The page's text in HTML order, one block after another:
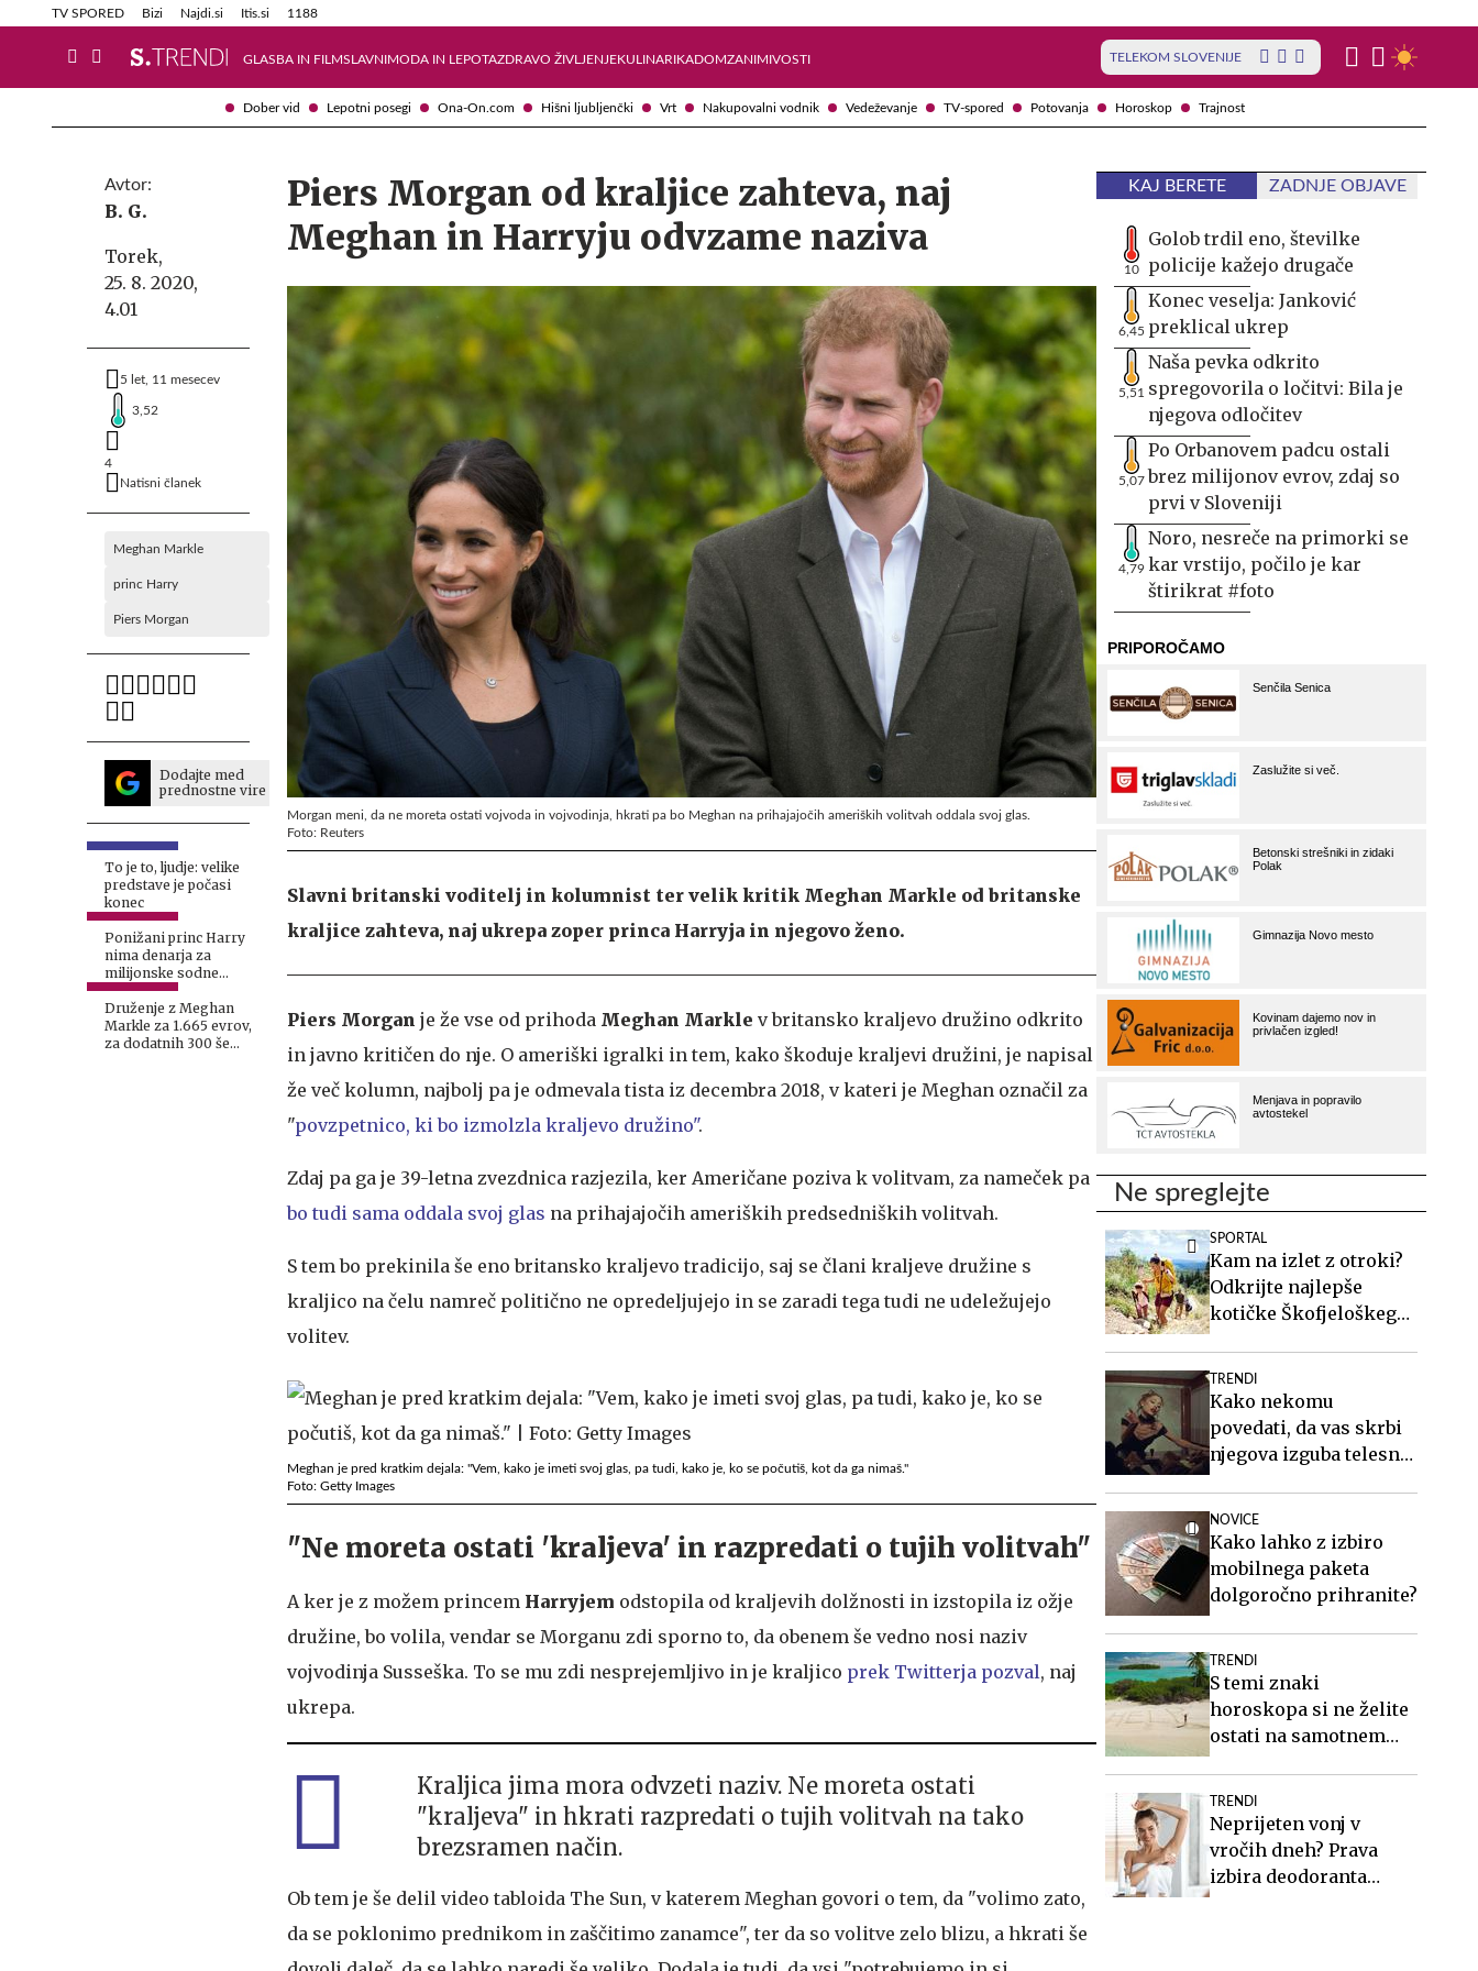
Dober vid Lepotni posegi Ona-On.com Hišni ljubljenčki Vrt Nakupovalni vodnik Vedeževanje TV-spored Potovanja Horoskop Trajnost
TV SPORED Bizi Najdi.si Itis.si 1188
GLASBA IN FILMSLAVNIMODA IN LEPOTAZDRAVO ŽIVLJENJEKULINARIKADOMZANIMIVOSTI TELEKOM SLOVENIJE
Info in obvestila Tehnik
Avtor:
B. G.
Torek,
25. 8. 2020,
4.01
5 let, 11 mesecev
3,52
4
Natisni članek
Meghan Markle
princ Harry
Piers Morgan
Dodajte med
prednostne vire
To je to, ljudje: velike
predstave je počasi
konec
Ponižani princ Harry
nima denarja za
milijonske sodne
stroške
Druženje z Meghan
Markle za 1.665 evrov,
za dodatnih 300 še
Piers Morgan od kraljice zahteva, naj
Meghan in Harryju odvzame naziva
Morgan meni, da ne moreta ostati vojvoda in vojvodinja, hkrati pa bo Meghan na prihajajočih ameriških volitvah oddala svoj glas.
Foto: Reuters
Slavni britanski voditelj in kolumnist ter velik kritik Meghan Markle od britanske
kraljice zahteva, naj ukrepa zoper princa Harryja in njegovo ženo.
Piers Morgan je že vse od prihoda Meghan Markle v britansko kraljevo družino odkrito
in javno kritičen do nje. O ameriški igralki in tem, kako škoduje kraljevi družini, je napisal
že več kolumn, najbolj pa je odmevala tista iz decembra 2018, v kateri je Meghan označil za
"povzpetnico, ki bo izmolzla kraljevo družino".
Zdaj pa ga je 39-letna zvezdnica razjezila, ker Američane poziva k volitvam, za nameček pa
bo tudi sama oddala svoj glas na prihajajočih ameriških predsedniških volitvah.
S tem bo prekinila še eno britansko kraljevo tradicijo, saj se člani kraljeve družine s
kraljico na čelu namreč politično ne opredeljujejo in se zaradi tega tudi ne udeležujejo
volitev.
Meghan je pred kratkim dejala: "Vem, kako je imeti svoj glas, pa tudi, kako je, ko se počutiš, kot da ga nimaš."
Foto: Getty Images
"Ne moreta ostati 'kraljeva' in razpredati o tujih volitvah"
A ker je z možem princem Harryjem odstopila od kraljevih dolžnosti in izstopila iz ožje
družine, bo volila, vendar se Morganu zdi sporno to, da obenem še vedno nosi naziv
vojvodinja Susseška. To se mu zdi nesprejemljivo in je kraljico prek Twitterja pozval, naj
ukrepa.
Kraljica jima mora odvzeti naziv. Ne moreta ostati
"kraljeva" in hkrati razpredati o tujih volitvah na tako
brezsramen način.
Ob tem je še delil video tabloida The Sun, v katerem Meghan govori o tem, da "volimo zato,
da se poklonimo prednikom in zaščitimo zanamce", ter da so volitve zelo blizu, a hkrati še
KAJ BERETE ZADNJE OBJAVE
10
Golob trdil eno, številke
policije kažejo drugače
6,45
Konec veselja: Janković
preklical ukrep
5,51
Naša pevka odkrito
spregovorila o ločitvi: Bila je
njegova odločitev
5,07
Po Orbanovem padcu ostali
brez milijonov evrov, zdaj so
prvi v Sloveniji
4,79
Noro, nesreče na primorki se
kar vrstijo, počilo je kar
štirikrat #foto
Ne spreglejte
SPORTAL
Kam na izlet z otroki?
Odkrijte najlepše
kotičke Škofjeloškega
TRENDI
Kako nekomu
povedati, da vas skrbi
njegova izguba telesne
NOVICE
Kako lahko z izbiro
mobilnega paketa
dolgoročno prihranite?
TRENDI
S temi znaki
horoskopa si ne želite
ostati na samotnem
TRENDI
Neprijeten vonj v
vročih dneh? Prava
izbira deodoranta